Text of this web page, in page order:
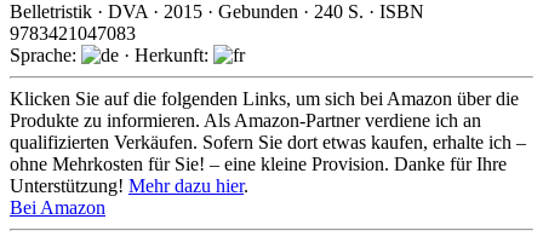
Belletristik · DVA · 2015 · Gebunden · 240 S. · ISBN
9783421047083
Sprache:
· Herkunft:
Klicken Sie auf die folgenden Links, um sich bei Amazon über die
Produkte zu informieren. Als Amazon-Partner verdiene ich an
qualifizierten Verkäufen. Sofern Sie dort etwas kaufen, erhalte ich –
ohne Mehrkosten für Sie! – eine kleine Provision. Danke für Ihre
Unterstützung! Mehr dazu hier.
Bei Amazon